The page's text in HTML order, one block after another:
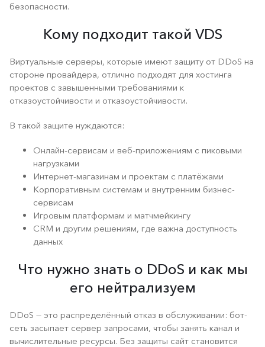
безопасности.
Кому подходит такой VDS
Виртуальные серверы, которые имеют защиту от DDoS на
стороне провайдера, отлично подходят для хостинга
проектов с завышенными требованиями к
отказоустойчивости и отказоустойчивости.
В такой защите нуждаются:
Онлайн-сервисам и веб-приложениям с пиковыми
нагрузками
Интернет-магазинам и проектам с платёжами
Корпоративным системам и внутренним бизнес-
сервисам
Игровым платформам и матчмейкингу
CRM и другим решениям, где важна доступность
данных
Что нужно знать о DDoS и как мы
его нейтрализуем
DDoS — это распределённый отказ в обслуживании: бот-
сеть засыпает сервер запросами, чтобы занять канал и
вычислительные ресурсы. Без защиты сайт становится